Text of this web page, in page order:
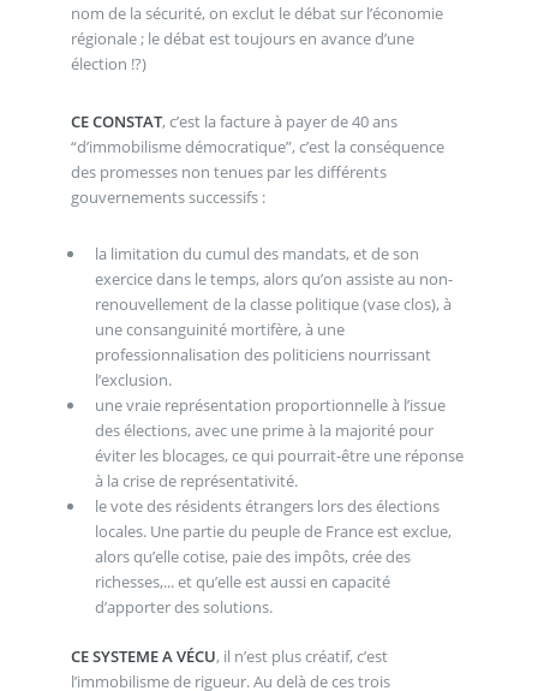
nom de la sécurité, on exclut le débat sur l’économie
régionale ; le débat est toujours en avance d’une
élection !?)
CE CONSTAT, c’est la facture à payer de 40 ans
“d’immobilisme démocratique”, c’est la conséquence
des promesses non tenues par les différents
gouvernements successifs :
la limitation du cumul des mandats, et de son
exercice dans le temps, alors qu’on assiste au non-
renouvellement de la classe politique (vase clos), à
une consanguinité mortifère, à une
professionnalisation des politiciens nourrissant
l’exclusion.
une vraie représentation proportionnelle à l’issue
des élections, avec une prime à la majorité pour
éviter les blocages, ce qui pourrait-être une réponse
à la crise de représentativité.
le vote des résidents étrangers lors des élections
locales. Une partie du peuple de France est exclue,
alors qu’elle cotise, paie des impôts, crée des
richesses,... et qu’elle est aussi en capacité
d’apporter des solutions.
CE SYSTEME A VÉCU, il n’est plus créatif, c’est
l’immobilisme de rigueur. Au delà de ces trois